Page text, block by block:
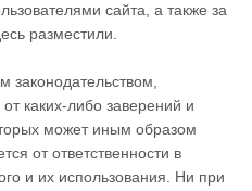
сайта, а также за
разместили.
законодательством,
каких-либо заверений и
может иным образом
от ответственности в
и их использования. Ни при